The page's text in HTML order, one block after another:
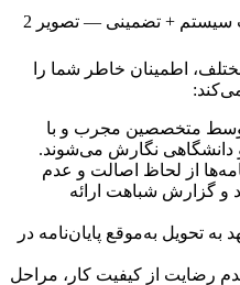
اطمینان خاطر شما را
توسط متخصصین مجرب و با
دانشگاهی نگارش می‌شوند.
از لحاظ اصالت و عدم
گزارش شباهت ارائه
به تحویل به‌موقع پایان‌نامه در
رضایت از کیفیت کار، مراحل